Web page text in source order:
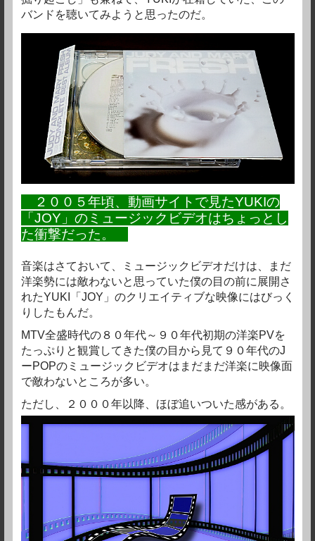
バンドを聴いてみようと思ったのだ。
２００５年頃、動画サイトで見たYUKIの
「JOY」のミュージックビデオはちょっとし
た衝撃だった。
音楽はさておいて、ミュージックビデオだけは、まだ
洋楽勢には敵わないと思っていた僕の目の前に展開さ
れたYUKI「JOY」のクリエイティブな映像にはびっく
りしたもんだ。
MTV全盛時代の８０年代～９０年代初期の洋楽PVを
たっぷりと観賞してきた僕の目から見て９０年代のJ
ーPOPのミュージックビデオはまだまだ洋楽に映像面
で敵わないところが多い。
ただし、２０００年以降、ほぼ追いついた感がある。